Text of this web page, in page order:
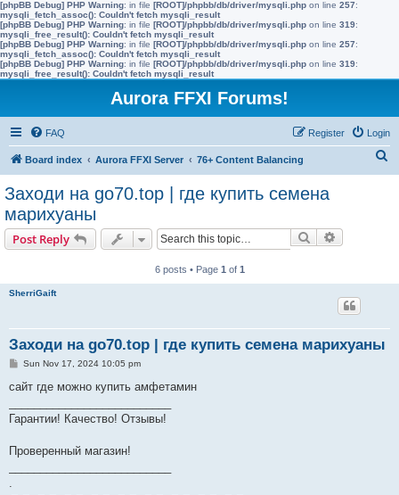
[phpBB Debug] PHP Warning: in file [ROOT]/phpbb/db/driver/mysqli.php on line 257:
mysqli_fetch_assoc(): Couldn't fetch mysqli_result
[phpBB Debug] PHP Warning: in file [ROOT]/phpbb/db/driver/mysqli.php on line 319:
mysqli_free_result(): Couldn't fetch mysqli_result
[phpBB Debug] PHP Warning: in file [ROOT]/phpbb/db/driver/mysqli.php on line 257:
mysqli_fetch_assoc(): Couldn't fetch mysqli_result
[phpBB Debug] PHP Warning: in file [ROOT]/phpbb/db/driver/mysqli.php on line 319:
mysqli_free_result(): Couldn't fetch mysqli_result
Aurora FFXI Forums!
FAQ Login
Register
Board index Aurora FFXI Server 76+ Content Balancing
Заходи на go70.top | где купить семена
марихуаны
Post Reply Search
6 posts • Page 1 of 1
SherriGaift
Заходи на go70.top | где купить семена марихуаны
P
s
Sun Nov 17, 2024 10:05 pm
сайт где можно купить амфетамин
Гарантии! Качество! Отзывы!
Проверенный магазин!
.